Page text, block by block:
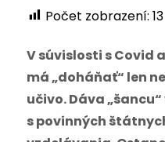
Počet zobrazení: 13
V súvislosti s Covid
má „doháňať“ len
učivo. Dáva
s povinných